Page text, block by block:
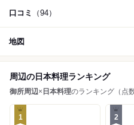
口コミ （94）
地図
周辺の日本料理ランキング
御所周辺× 日本料理のランキング（点
1 2